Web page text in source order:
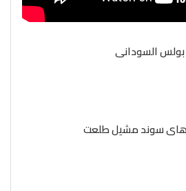
بولس السودانى
هاى سوند مشيل طلعت